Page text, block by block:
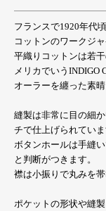
フランスで1920年代
コットンのワークジ
平織りコットンは若
メリカでいうINDIGO
オーラーを纏った素
縫製は非常に目の細
チで仕上げられていま
ボタンホールは手縫
と判断がつきます。
襟は小振りで丸みを
ポケットの形状や縫